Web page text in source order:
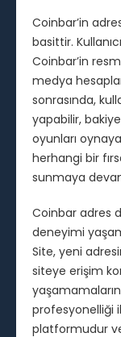
Coinbar’in
basittir.
Coinbar’in
medya
sonrasında,
yapabilir,
oyunları
herhangi bir
sunmaya
Coinbar adres
deneyimi
Site, yeni
siteye erişim
profesyonelliği
platformudur